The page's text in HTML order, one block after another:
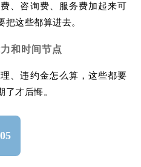
、咨询费、服务费加起来可
这些都算进去。
和时间节点
、违约金怎么算，这些都要
才后悔。
05